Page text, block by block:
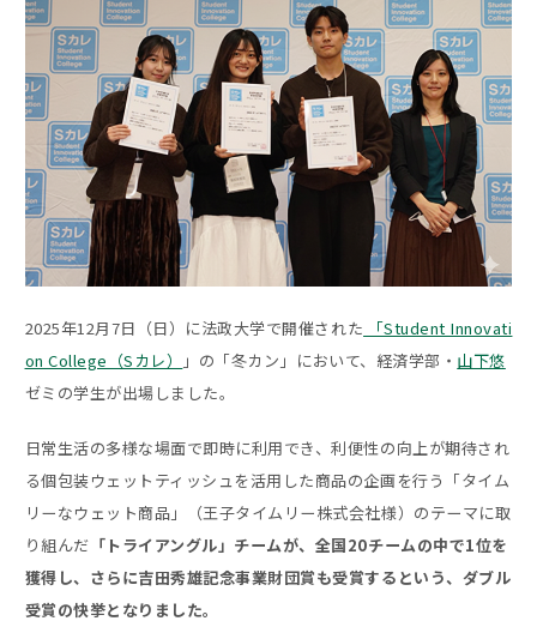
2025年12月7日（日）に法政大学で開催された 「Student Innovati
on College（Sカレ）
」の「冬カン」において、経済学部・ 山下悠
ゼミの学生が出場しました。
日常生活の多様な場面で即時に利用でき、利便性の向上が期待され
る個包装ウェットティッシュを活用した商品の企画を行う「タイム
リーなウェット商品」（王子タイムリー株式会社様）のテーマに取
り組んだ 「トライアングル」チームが、全国20チームの中で1位を
獲得し、さらに吉田秀雄記念事業財団賞も受賞するという、ダブル
受賞の快挙となりました。